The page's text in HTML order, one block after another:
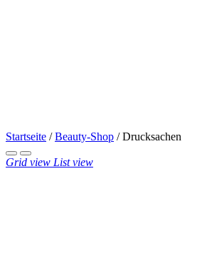
Startseite /Beauty-Shop /Drucksachen
Grid view List view